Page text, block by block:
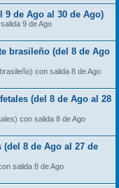
9 de Ago al 30 de Ago)
9 de Ago
brasileño (del 8 de Ago
con salida 8 de Ago
(del 8 de Ago al 28
con salida 8 de Ago
8 de Ago al 27 de
salida 8 de Ago